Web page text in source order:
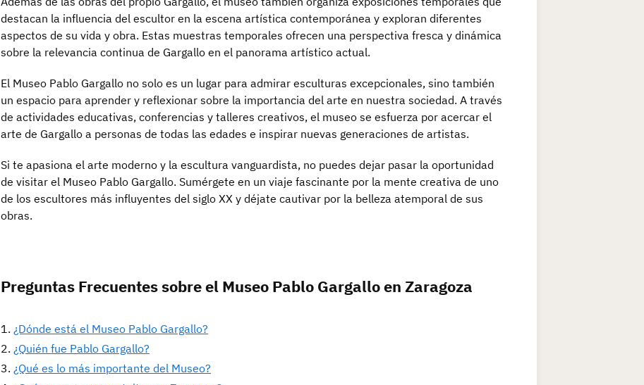
destacan la influencia del escultor en la escena artística contemporánea y exploran diferentes
aspectos de su vida y obra. Estas muestras temporales ofrecen una perspectiva fresca y dinámica
sobre la relevancia continua de Gargallo en el panorama artístico actual.
El Museo Pablo Gargallo no solo es un lugar para admirar esculturas excepcionales, sino también
un espacio para aprender y reflexionar sobre la importancia del arte en nuestra sociedad. A través
de actividades educativas, conferencias y talleres creativos, el museo se esfuerza por acercar el
arte de Gargallo a personas de todas las edades e inspirar nuevas generaciones de artistas.
Si te apasiona el arte moderno y la escultura vanguardista, no puedes dejar pasar la oportunidad
de visitar el Museo Pablo Gargallo. Sumérgete en un viaje fascinante por la mente creativa de uno
de los escultores más influyentes del siglo XX y déjate cautivar por la belleza atemporal de sus
obras.
Preguntas Frecuentes sobre el Museo Pablo Gargallo en Zaragoza
¿Dónde está el Museo Pablo Gargallo?
¿Quién fue Pablo Gargallo?
¿Qué es lo más importante del Museo?